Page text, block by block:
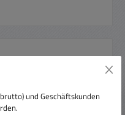
und Geschäftskunden